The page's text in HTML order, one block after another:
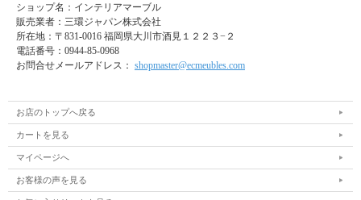
ショップ名：インテリアマーブル
販売業者：三環ジャパン株式会社
所在地： 〒831-0016 福岡県大川市酒見１２２３−２
電話番号： 0944-85-0968
お問合せメールアドレス： shopmaster@ecmeubles.com
お店のトップへ戻る
カートを見る
マイページへ
お客様の声を見る